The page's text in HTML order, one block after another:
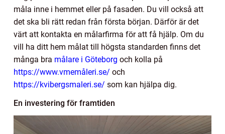
måla inne i hemmet eller på fasaden. Du vill också att
det ska bli rätt redan från första början. Därför är det
värt att kontakta en målarfirma för att få hjälp. Om du
vill ha ditt hem målat till högsta standarden finns det
många bra målare i Göteborg och kolla på
https://www.vmemåleri.se/ och
https://kvibergsmaleri.se/ som kan hjälpa dig.
En investering för framtiden